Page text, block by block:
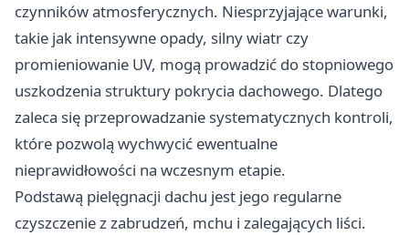
czynników atmosferycznych. Niesprzyjające warunki,
takie jak intensywne opady, silny wiatr czy
promieniowanie UV, mogą prowadzić do stopniowego
uszkodzenia struktury pokrycia dachowego. Dlatego
zaleca się przeprowadzanie systematycznych kontroli,
które pozwolą wychwycić ewentualne
nieprawidłowości na wczesnym etapie.
Podstawą pielęgnacji dachu jest jego regularne
czyszczenie z zabrudzeń, mchu i zalegających liści.